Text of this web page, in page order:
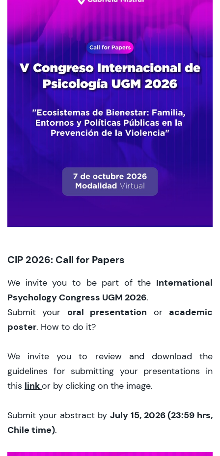
CIP 2026: Call for Papers
We invite you to be part of the International
Psychology Congress UGM 2026.
Submit your oral presentation or academic
poster. How to do it?
We invite you to review and download the
guidelines for submitting your presentations in
this link or by clicking on the image.
Submit your abstract by July 15, 2026 (23:59 hrs,
Chile time).